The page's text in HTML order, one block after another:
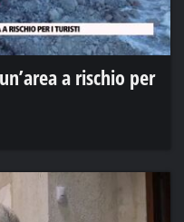
a rischio per